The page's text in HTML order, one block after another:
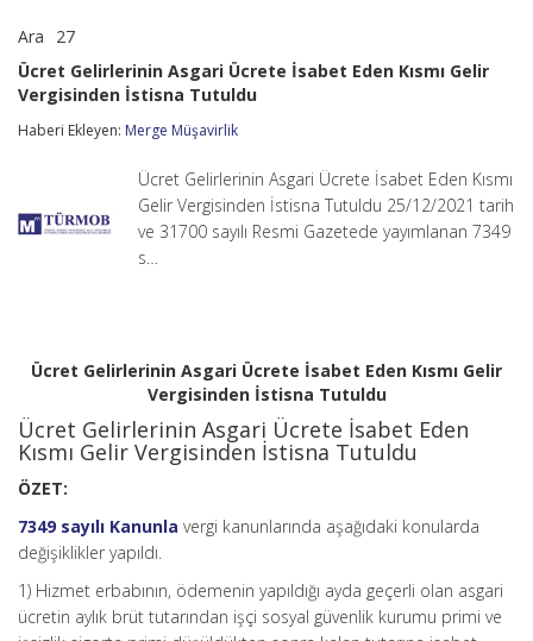
Ara 27
Asgari
Ücrete
Eden
Vergisinden
İstisna
Tutuldu
Ücret Gelirlerinin Asgari Ücrete İsabet Eden Kısmı Gelir
Vergisinden İstisna Tutuldu
Haberi Ekleyen: Merge Müşavirlik
Ücret Gelirlerinin Asgari Ücrete İsabet Eden Kısmı
Gelir Vergisinden İstisna Tutuldu 25/12/2021 tarih
ve 31700 sayılı Resmi Gazetede yayımlanan 7349
s…
Ücret Gelirlerinin Asgari Ücrete İsabet Eden Kısmı Gelir
Vergisinden İstisna Tutuldu
Ücret Gelirlerinin Asgari Ücrete İsabet Eden
Kısmı Gelir Vergisinden İstisna Tutuldu
ÖZET:
7349 sayılı Kanunla vergi kanunlarında aşağıdaki konularda
değişiklikler yapıldı.
1) Hizmet erbabının, ödemenin yapıldığı ayda geçerli olan asgari
ücretin aylık brüt tutarından işçi sosyal güvenlik kurumu primi ve